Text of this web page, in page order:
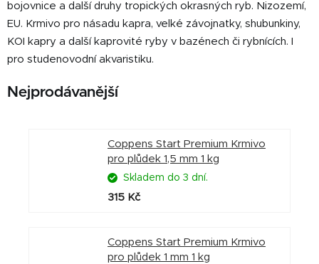
bojovnice a další druhy tropických okrasných ryb. Nizozemí,
EU. Krmivo pro násadu kapra, velké závojnatky, shubunkiny,
KOI kapry a další kaprovité ryby v bazénech či rybnících. I
pro studenovodní akvaristiku.
Nejprodávanější
Coppens Start Premium Krmivo
pro plůdek 1,5 mm 1 kg
Skladem do 3 dní.
315 Kč
Coppens Start Premium Krmivo
pro plůdek 1 mm 1 kg